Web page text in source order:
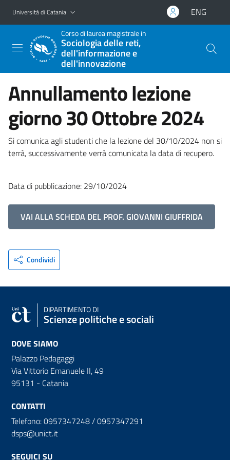
Vai al contenuto principale
Vai al menu di navigazione
Università di Catania ENG
Corso di laurea magistrale in
Sociologia delle reti,
dell'informazione e
dell'innovazione
Annullamento lezione
giorno 30 Ottobre 2024
Si comunica agli studenti che la lezione del 30/10/2024 non si
terrà, successivamente verrà comunicata la data di recupero.
Data di pubblicazione: 29/10/2024
VAI ALLA SCHEDA DEL PROF. GIOVANNI GIUFFRIDA
Condividi
DIPARTIMENTO DI
Scienze politiche e sociali
DOVE SIAMO
Palazzo Pedagaggi
Via Vittorio Emanuele II, 49
95131 - Catania
CONTATTI
Telefono: 0957347248 / 0957347291
dsps@unict.it
SEGUICI SU